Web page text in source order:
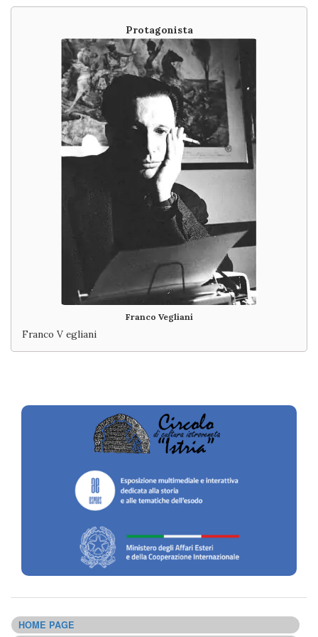
Protagonista
Franco Vegliani
Franco V egliani
HOME PAGE